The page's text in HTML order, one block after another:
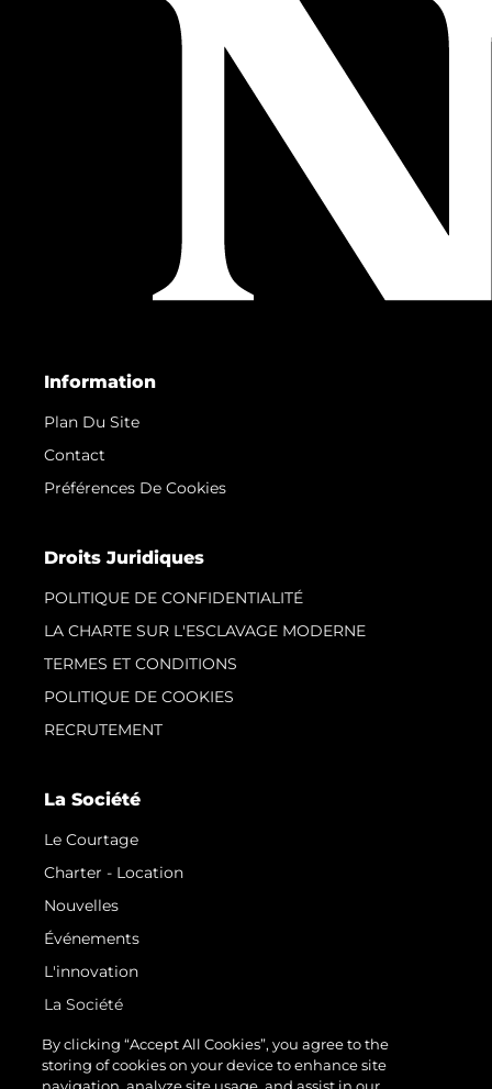
Information
Plan Du Site
Contact
Préférences De Cookies
Droits Juridiques
POLITIQUE DE CONFIDENTIALITÉ
LA CHARTE SUR L'ESCLAVAGE MODERNE
TERMES ET CONDITIONS
POLITIQUE DE COOKIES
RECRUTEMENT
La Société
Le Courtage
Charter - Location
Nouvelles
Événements
L'innovation
La Société
Notre Équipe
Style De Vie
By clicking “Accept All Cookies”, you agree to the
storing of cookies on your device to enhance site